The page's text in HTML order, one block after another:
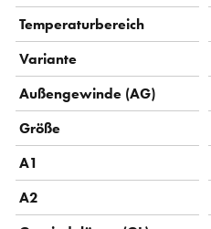
Temperaturbereich
Variante
Außengewinde (AG)
Größe
A1
A2